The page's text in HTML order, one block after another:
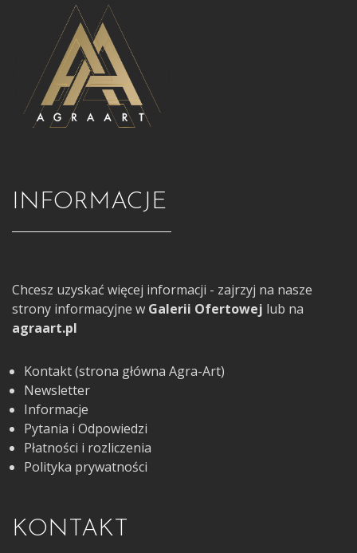
INFORMACJE
Chcesz uzyskać więcej informacji - zajrzyj na nasze
strony informacyjne w Galerii Ofertowej lub na
agraart.pl
Kontakt (strona główna Agra-Art)
Newsletter
Informacje
Pytania i Odpowiedzi
Płatności i rozliczenia
Polityka prywatności
KONTAKT